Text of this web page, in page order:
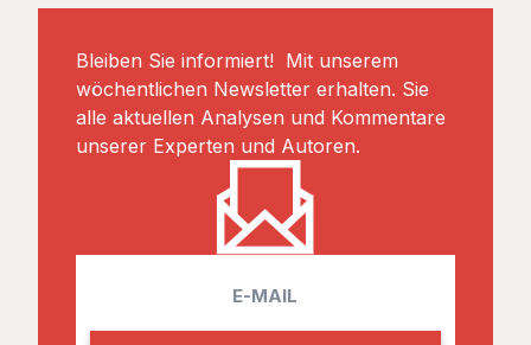
Bleiben Sie informiert! Mit unserem
wöchentlichen Newsletter erhalten. Sie
alle aktuellen Analysen und Kommentare
unserer Experten und Autoren.
a